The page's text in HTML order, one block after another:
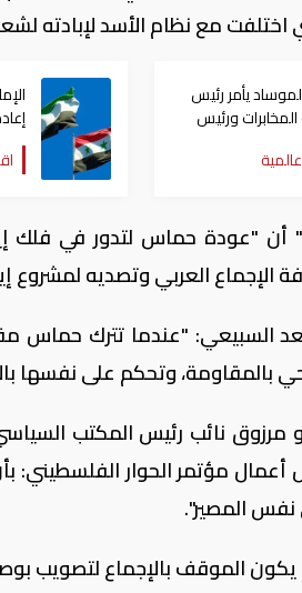
مع نظام الأسد لإبادته
يأمر رئيس
ورئيس
بالاستقالة
أن "عودة حماس لتدور في فلك
العربي وتصديه لمشروع
السبيعي: "عندما تترك حماس
بالمقاومة، وتحكم على نفسها
نائب رئيس المكتب
أعمال مؤتمر الحوار
المصير".
الموقف بالإجماع لتصويب